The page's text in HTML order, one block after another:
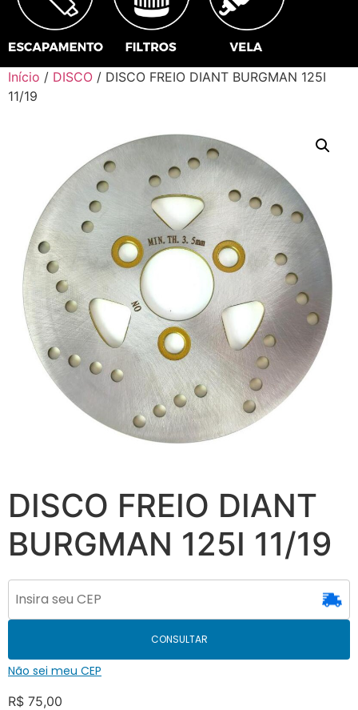
Início / DISCO / DISCO FREIO DIANT BURGMAN 125I
11/19
DISCO FREIO DIANT
BURGMAN 125I 11/19
CONSULTAR
Não sei meu CEP
R$ 75,00